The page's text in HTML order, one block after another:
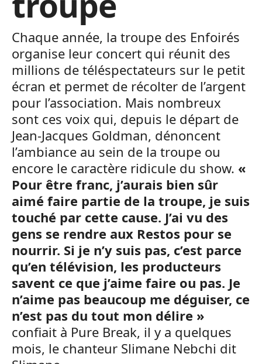
Chaque année, la troupe des Enfoirés
organise leur concert qui réunit des
millions de téléspectateurs sur le petit
écran et permet de récolter de l’argent
pour l’association. Mais nombreux
sont ces voix qui, depuis le départ de
Jean-Jacques Goldman, dénoncent
l’ambiance au sein de la troupe ou
encore le caractère ridicule du show. «
Pour être franc, j’aurais bien sûr
aimé faire partie de la troupe, je suis
touché par cette cause. J’ai vu des
gens se rendre aux Restos pour se
nourrir. Si je n’y suis pas, c’est parce
qu’en télévision, les producteurs
savent ce que j’aime faire ou pas. Je
n’aime pas beaucoup me déguiser, ce
n’est pas du tout mon délire »
confiait à Pure Break, il y a quelques
mois, le chanteur Slimane Nebchi dit